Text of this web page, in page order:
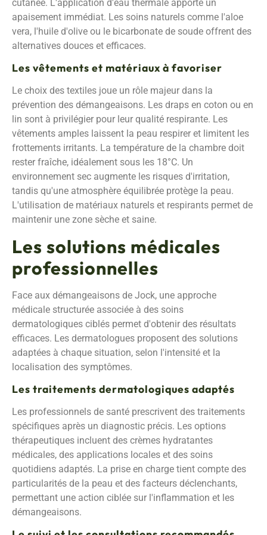
cutanée. L'application d'eau thermale apporte un
apaisement immédiat. Les soins naturels comme l'aloe
vera, l'huile d'olive ou le bicarbonate de soude offrent des
alternatives douces et efficaces.
Les vêtements et matériaux à favoriser
Le choix des textiles joue un rôle majeur dans la
prévention des démangeaisons. Les draps en coton ou en
lin sont à privilégier pour leur qualité respirante. Les
vêtements amples laissent la peau respirer et limitent les
frottements irritants. La température de la chambre doit
rester fraîche, idéalement sous les 18°C. Un
environnement sec augmente les risques d'irritation,
tandis qu'une atmosphère équilibrée protège la peau.
L'utilisation de matériaux naturels et respirants permet de
maintenir une zone sèche et saine.
Les solutions médicales
professionnelles
Face aux démangeaisons de Jock, une approche
médicale structurée associée à des soins
dermatologiques ciblés permet d'obtenir des résultats
efficaces. Les dermatologues proposent des solutions
adaptées à chaque situation, selon l'intensité et la
localisation des symptômes.
Les traitements dermatologiques adaptés
Les professionnels de santé prescrivent des traitements
spécifiques après un diagnostic précis. Les options
thérapeutiques incluent des crèmes hydratantes
médicales, des applications locales et des soins
quotidiens adaptés. La prise en charge tient compte des
particularités de la peau et des facteurs déclenchants,
permettant une action ciblée sur l'inflammation et les
démangeaisons.